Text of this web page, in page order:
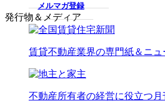
メルマガ登録
発行物＆メディア
賃貸不動産業界の専門紙＆ニ
不動産所有者の経営に役立つ月